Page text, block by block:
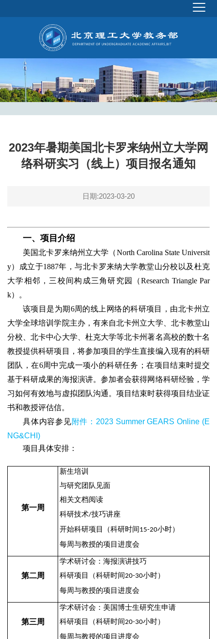
2023年暑期美国北卡罗来纳州立大学网
络科研实习（线上）项目报名通知
日期:2023-03-20
一、项目介绍
美国北卡罗来纳州立大学（North Carolina State Universit
y）成立于1887年，与北卡罗来纳大学教堂山分校以及杜克
大学相邻，三校间构成三角研究园（Research Triangle Par
k）。
该项目是为期6周的线上网络的科研项目，由北卡州立
大学全球培训学院主办，有来自北卡州立大学、北卡教堂山
分校、北卡中心大学、杜克大学等北卡州著名高校的数十名
教授提供科研项目，将参加项目的学生直接编入现有的科研
团队，在6周中完成一项小的科研任务；在项目结束时提交
基于科研成果的海报演讲。参加者会获得网络科研经验，学
习如何有效地与虚拟团队沟通。项目结束时获得项目结业证
书和教授评估信。
具体内容参见附件： 2023 Summer GEARS Online (E
NG&CHI)
项目具体安排：
第一周
新生培训
与研究团队见面
相关文档阅读
科研技术/技巧讲座
开始科研项目（科研时间 15-20小时）
每周与教授的项目进度会
第二周
学术研讨会：海报演讲技巧
科研项目（科研时间20-30小时）
每周与教授的项目进度会
第三周
学术研讨会：美国博士生研究生申请
科研项目（科研时间20-30小时）
每周与教授的项目进度会